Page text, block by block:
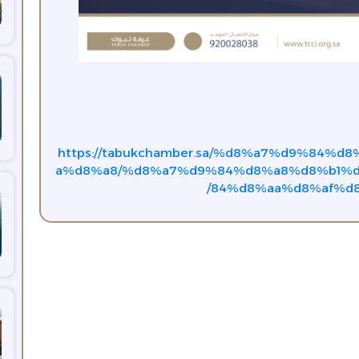
https://tabukchamber.sa/
a%d8%a8/